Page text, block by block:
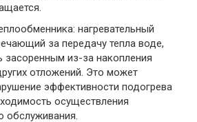
нагревательный
за передачу тепла воде,
засоренным из-за накопления
отложений. Это может
эффективности подогрева
осуществления
обслуживания.